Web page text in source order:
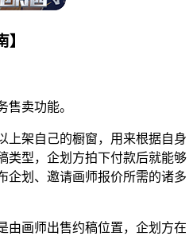
卖功能。
架自己的橱窗，用来根据自身
类型，企划方拍下付款后就能够
企划、邀请画师报价所需的诸多
画师出售约稿位置，企划方在